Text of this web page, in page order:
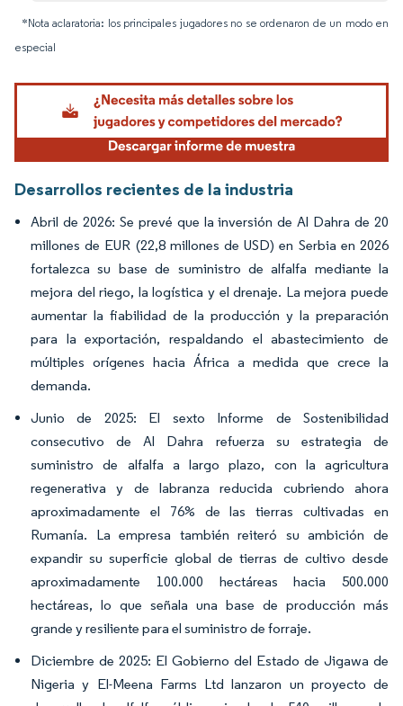
*Nota aclaratoria: los principales jugadores no se ordenaron de un modo en
especial
Imagen © Mordor Intelligence. El uso requiere atribución según CC BY 4.0.
Desarrollos recientes de la industria
Abril de 2026: Se prevé que la inversión de Al Dahra de 20
millones de EUR (22,8 millones de USD) en Serbia en 2026
fortalezca su base de suministro de alfalfa mediante la
mejora del riego, la logística y el drenaje. La mejora puede
aumentar la fiabilidad de la producción y la preparación
para la exportación, respaldando el abastecimiento de
múltiples orígenes hacia África a medida que crece la
demanda.
Junio de 2025: El sexto Informe de Sostenibilidad
consecutivo de Al Dahra refuerza su estrategia de
suministro de alfalfa a largo plazo, con la agricultura
regenerativa y de labranza reducida cubriendo ahora
aproximadamente el 76% de las tierras cultivadas en
Rumanía. La empresa también reiteró su ambición de
expandir su superficie global de tierras de cultivo desde
aproximadamente 100.000 hectáreas hacia 500.000
hectáreas, lo que señala una base de producción más
grande y resiliente para el suministro de forraje.
Diciembre de 2025: El Gobierno del Estado de Jigawa de
Nigeria y El-Meena Farms Ltd lanzaron un proyecto de